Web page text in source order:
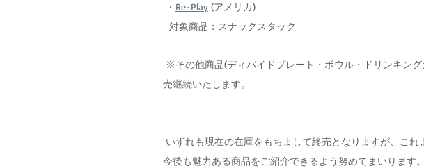
・ Re-Play (アメリカ)
対象商品：スナックスタック
売継続いたします。
今後も魅力ある商品をご紹介できるよう努めてまいります。